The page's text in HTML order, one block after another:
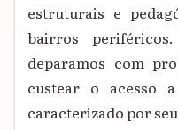
estruturais e
bairros
deparamos com
custear o acesso
caracterizado por